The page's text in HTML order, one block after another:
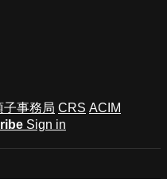
子事務局 CRS ACIM
Sign in